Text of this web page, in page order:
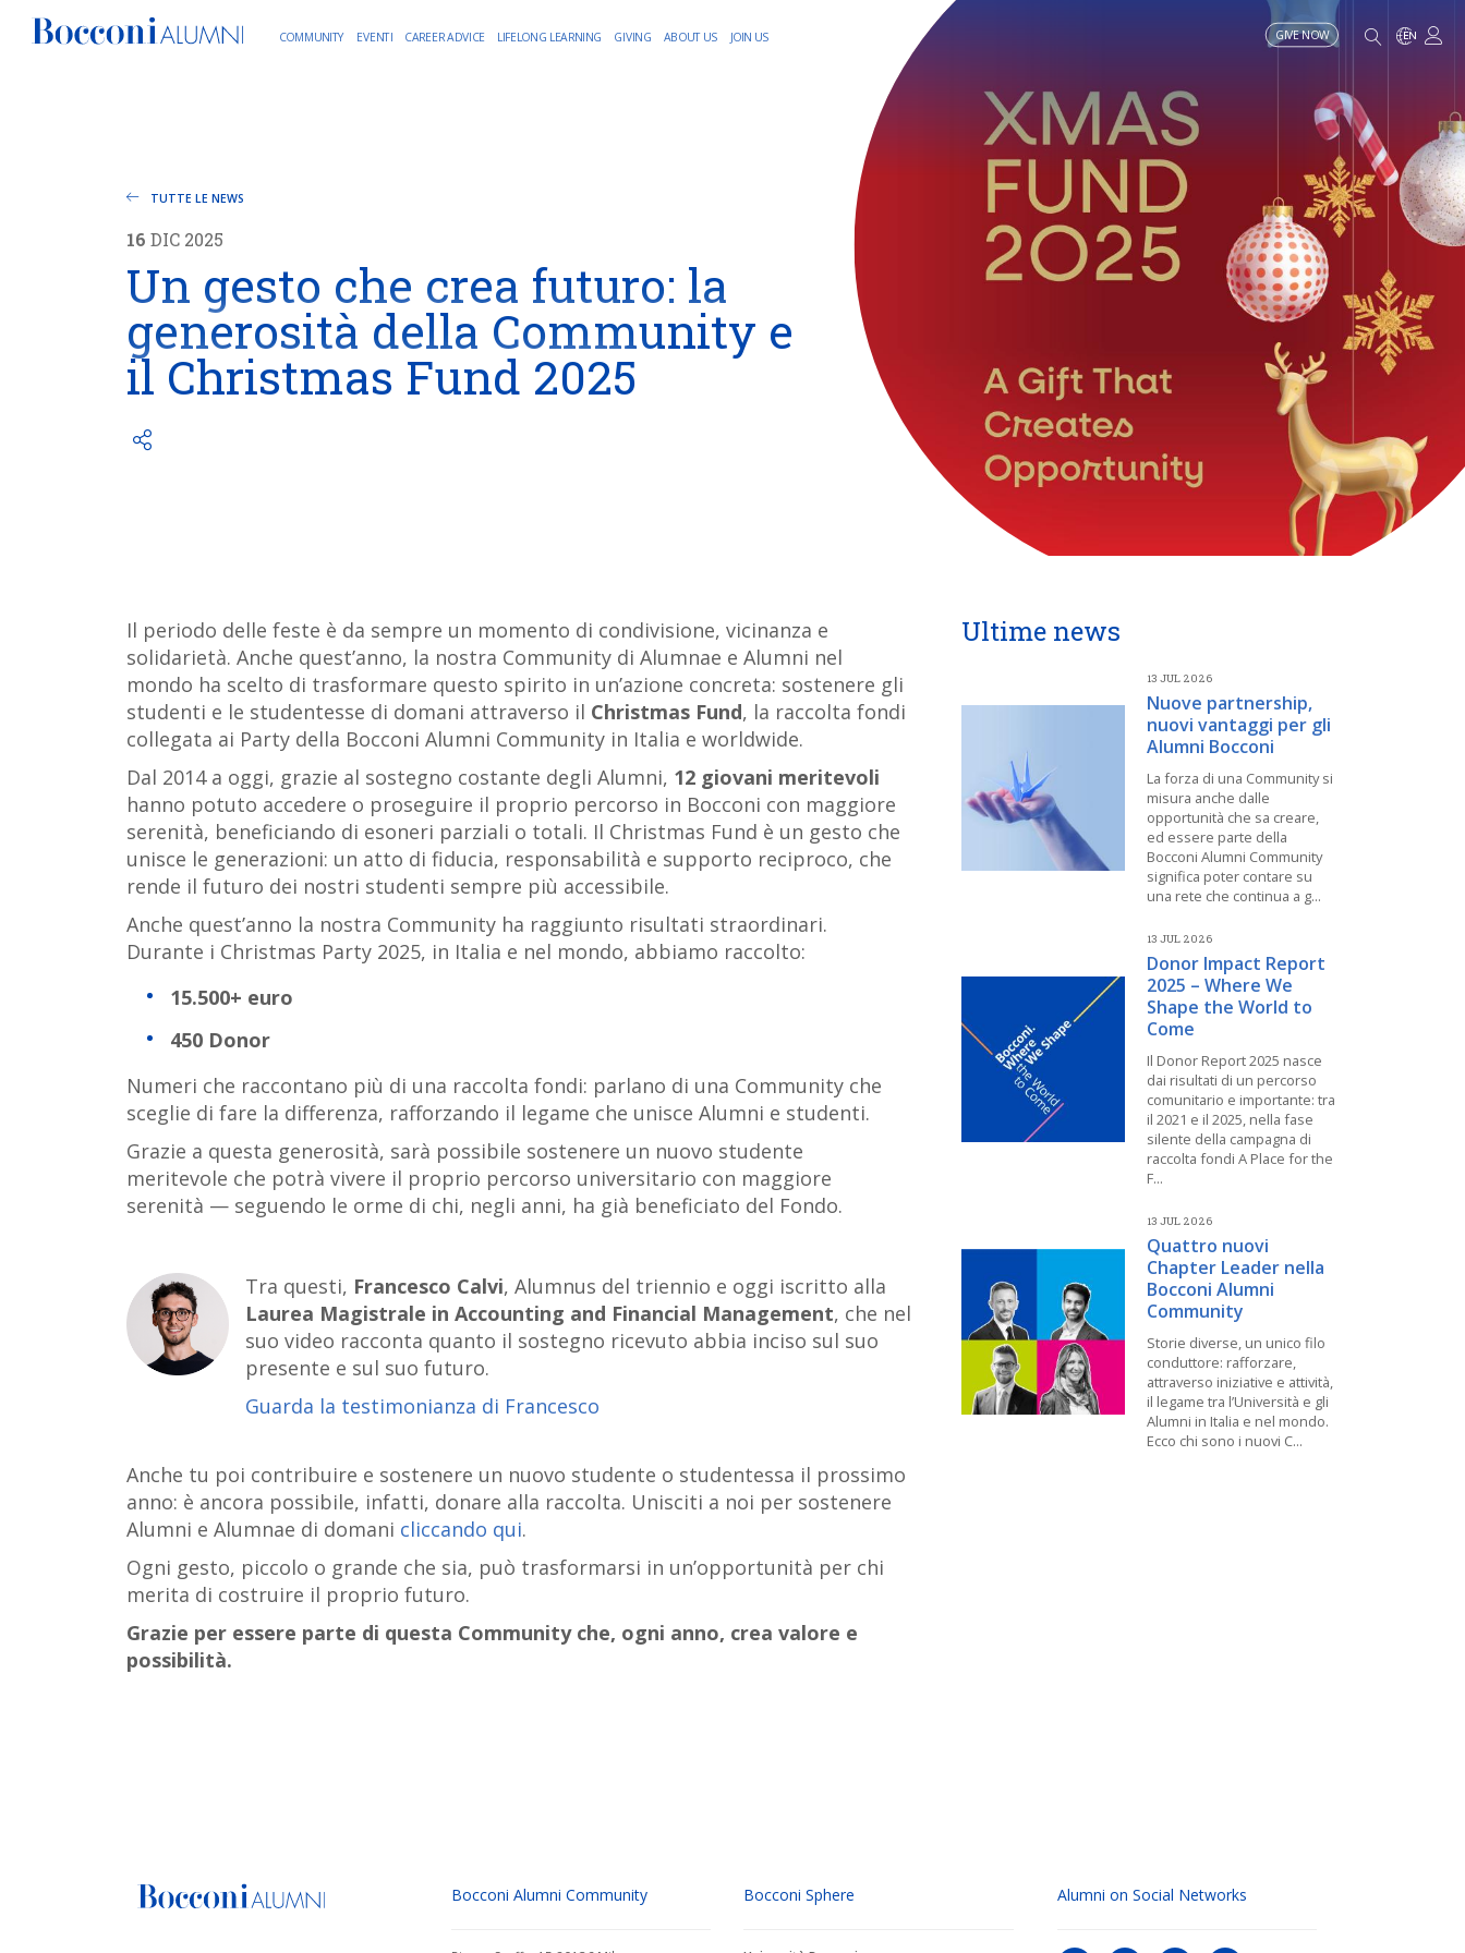
COMMUNITY EVENTI CAREER ADVICE LIFELONG LEARNING GIVING ABOUT US JOIN US GIVE NOW
TUTTE LE NEWS
16 DIC 2025
Un gesto che crea futuro: la
generosità della Community e
il Christmas Fund 2025
Il periodo delle feste è da sempre un momento di condivisione, vicinanza e
solidarietà. Anche quest’anno, la nostra Community di Alumnae e Alumni nel
mondo ha scelto di trasformare questo spirito in un’azione concreta: sostenere gli
studenti e le studentesse di domani attraverso il Christmas Fund, la raccolta fondi
collegata ai Party della Bocconi Alumni Community in Italia e worldwide.
Dal 2014 a oggi, grazie al sostegno costante degli Alumni, 12 giovani meritevoli
hanno potuto accedere o proseguire il proprio percorso in Bocconi con maggiore
serenità, beneficiando di esoneri parziali o totali. Il Christmas Fund è un gesto che
unisce le generazioni: un atto di fiducia, responsabilità e supporto reciproco, che
rende il futuro dei nostri studenti sempre più accessibile.
Anche quest’anno la nostra Community ha raggiunto risultati straordinari.
Durante i Christmas Party 2025, in Italia e nel mondo, abbiamo raccolto:
15.500+ euro
450 Donor
Numeri che raccontano più di una raccolta fondi: parlano di una Community che
sceglie di fare la differenza, rafforzando il legame che unisce Alumni e studenti.
Grazie a questa generosità, sarà possibile sostenere un nuovo studente
meritevole che potrà vivere il proprio percorso universitario con maggiore
serenità — seguendo le orme di chi, negli anni, ha già beneficiato del Fondo.
Tra questi, Francesco Calvi, Alumnus del triennio e oggi iscritto alla
Laurea Magistrale in Accounting and Financial Management, che nel
suo video racconta quanto il sostegno ricevuto abbia inciso sul suo
presente e sul suo futuro.
Guarda la testimonianza di Francesco
Anche tu poi contribuire e sostenere un nuovo studente o studentessa il prossimo
anno: è ancora possibile, infatti, donare alla raccolta. Unisciti a noi per sostenere
Alumni e Alumnae di domani cliccando qui.
Ogni gesto, piccolo o grande che sia, può trasformarsi in un’opportunità per chi
merita di costruire il proprio futuro.
Grazie per essere parte di questa Community che, ogni anno, crea valore e
possibilità.
Ultime news
13 JUL 2026
Nuove partnership,
nuovi vantaggi per gli
Alumni Bocconi
La forza di una Community si
misura anche dalle
opportunità che sa creare,
ed essere parte della
Bocconi Alumni Community
significa poter contare su
una rete che continua a g...
13 JUL 2026
Donor Impact Report
2025 – Where We
Shape the World to
Come
Il Donor Report 2025 nasce
dai risultati di un percorso
comunitario e importante: tra
il 2021 e il 2025, nella fase
silente della campagna di
raccolta fondi A Place for the
F...
13 JUL 2026
Quattro nuovi
Chapter Leader nella
Bocconi Alumni
Community
Storie diverse, un unico filo
conduttore: rafforzare,
attraverso iniziative e attività,
il legame tra l’Università e gli
Alumni in Italia e nel mondo.
Ecco chi sono i nuovi C...
Bocconi Alumni Community Bocconi Sphere Alumni on Social Networks